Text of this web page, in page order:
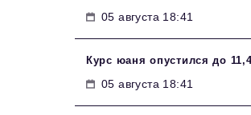
05 августа 18:41
Курс юаня опустился до
05 августа 18:41